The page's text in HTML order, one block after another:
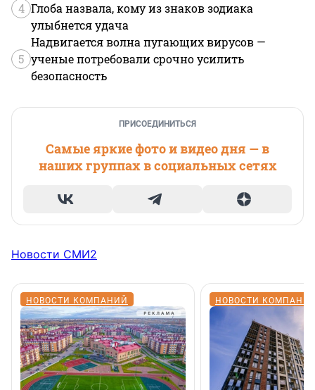
4 Глоба назвала, кому из знаков зодиака
улыбнется удача
5
Надвигается волна пугающих вирусов —
ученые потребовали срочно усилить
безопасность
ПРИСОЕДИНИТЬСЯ
Самые яркие фото и видео дня — в
наших группах в социальных сетях
Новости СМИ2
НОВОСТИ КОМПАНИЙ НОВОСТИ